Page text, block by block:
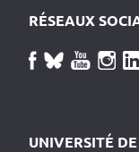
RÉSEAUX
UNIVERSITÉ